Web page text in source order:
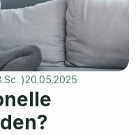
)20.05.2025